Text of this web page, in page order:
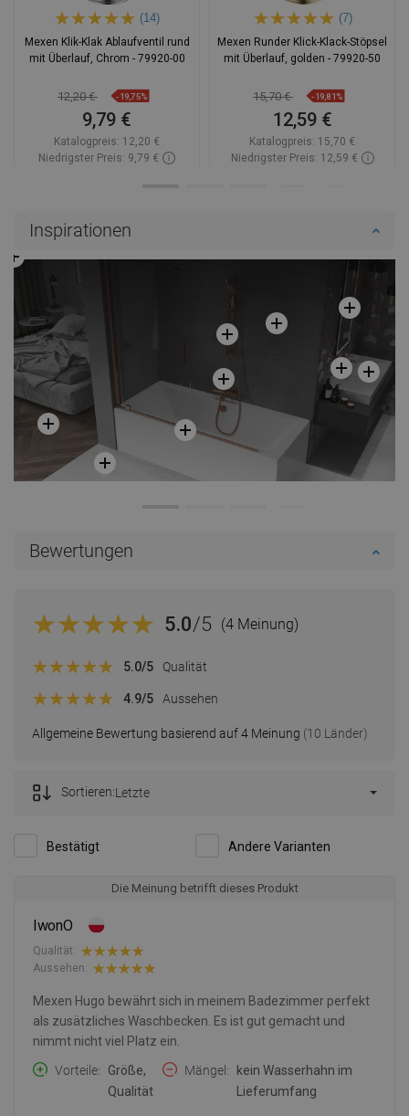
(14)
Mexen Klik-Klak Ablaufventil rund
mit Überlauf, Chrom - 79920-00
12,20 € -19,75%
9,79 €
Katalogpreis: 12,20 €
Niedrigster Preis: 9,79 €
(7)
Mexen Runder Klick-Klack-Stöpsel
mit Überlauf, golden - 79920-50
15,70 € -19,81%
12,59 €
Katalogpreis: 15,70 €
Niedrigster Preis: 12,59 €
Inspirationen
Bewertungen
5.0/5 (4 Meinung)
Allgemeine Bewertung basierend auf 4 Meinung (10 Länder)
5.0/5 Qualität
4.9/5 Aussehen
Bestätigt Andere Varianten
Sortieren:Letzte
Die Meinung betrifft dieses Produkt
IwonO
Qualität:
Aussehen:
Mexen Hugo bewährt sich in meinem Badezimmer perfekt
als zusätzliches Waschbecken. Es ist gut gemacht und
nimmt nicht viel Platz ein.
Vorteile
Größe,
Qualität
Mängel
kein Wasserhahn im
Lieferumfang